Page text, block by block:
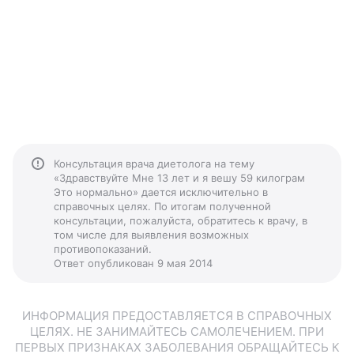
Консультация врача диетолога на тему
«Здравствуйте Мне 13 лет и я вешу 59 килограм
Это нормально» дается исключительно в
справочных целях. По итогам полученной
консультации, пожалуйста, обратитесь к врачу, в
том числе для выявления возможных
противопоказаний.
Ответ опубликован 9 мая 2014
ИНФОРМАЦИЯ ПРЕДОСТАВЛЯЕТСЯ В СПРАВОЧНЫХ
ЦЕЛЯХ. НЕ ЗАНИМАЙТЕСЬ САМОЛЕЧЕНИЕМ. ПРИ
ПЕРВЫХ ПРИЗНАКАХ ЗАБОЛЕВАНИЯ ОБРАЩАЙТЕСЬ К